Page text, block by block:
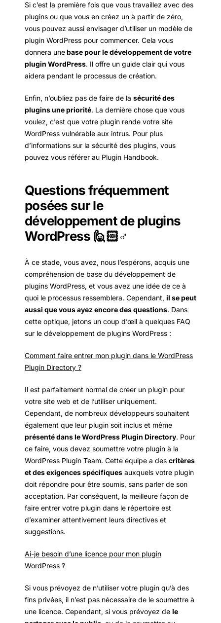
Si c’est la première fois que vous travaillez avec des
plugins ou que vous en créez un à partir de zéro,
vous pouvez aussi envisager d’utiliser un modèle de
plugin WordPress pour commencer. Cela vous
donnera unebase pour le développement de votre
plugin WordPress. Il offre un guide clair qui vous
aidera pendant le processus de création.
Enfin, n’oubliez pas de faire de la sécurité des
plugins une priorité. La dernière chose que vous
voulez, c’est que votre plugin rende votre site
WordPress vulnérable aux intrus. Pour plus
d’informations sur la sécurité des plugins, vous
pouvez vous référer au Plugin Handbook.
Questions fréquemment
posées sur le
développement de plugins
WordPress 🙋🏻♂️
À ce stade, vous avez, nous l’espérons, acquis une
compréhension de base du développement de
plugins WordPress, et vous avez une idée de ce à
quoi le processus ressemblera. Cependant, il se peut
aussi que vous ayez encore des questions. Dans
cette optique, jetons un coup d’œil à quelques FAQ
sur le développement de plugins WordPress :
Comment faire entrer mon plugin dans le WordPress
Plugin Directory ?
Il est parfaitement normal de créer un plugin pour
votre site web et de l’utiliser uniquement.
Cependant, de nombreux développeurs souhaitent
également que leur plugin soit inclus et même
présenté dans le WordPress Plugin Directory. Pour
ce faire, vous devez soumettre votre plugin à la
WordPress Plugin Team. Cette équipe a des critères
et des exigences spécifiques auxquels votre plugin
doit répondre pour être soumis, sans parler de son
acceptation. Par conséquent, la meilleure façon de
faire entrer votre plugin dans le répertoire est
d’examiner attentivement leurs directives et
suggestions.
Ai-je besoin d’une licence pour mon plugin
WordPress ?
Si vous prévoyez de n’utiliser votre plugin qu’à des
fins privées, il n’est pas nécessaire de le soumettre à
une licence. Cependant, si vous prévoyez de le